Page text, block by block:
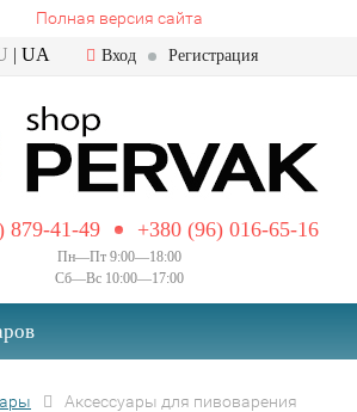
Полная версия сайта
| UA Вход Регистрация
879-41-49 +380 (96) 016-65-16
Пн—Пт 9:00—18:00
Сб—Вс 10:00—17:00
Аксессуары для пивоварения